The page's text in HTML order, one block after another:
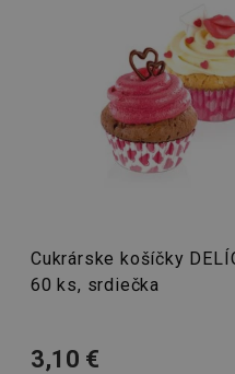
vykúzlite mini-tortičku! A
a pečiete vo veľkom, prídu
aleboformy na
Cukrárske košíčky
60 ks, srdiečka
3,10 €